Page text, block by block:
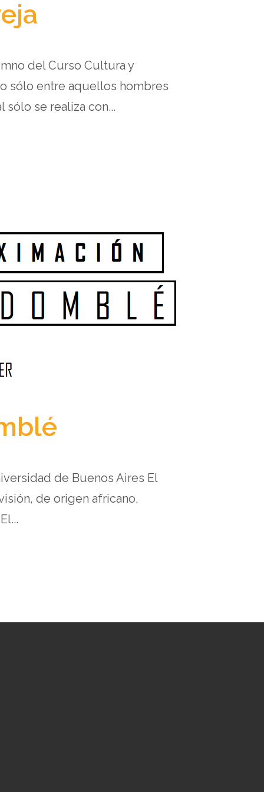
del Curso Cultura y
sólo entre aquellos hombres
se realiza con...
de Buenos Aires El
de origen africano,